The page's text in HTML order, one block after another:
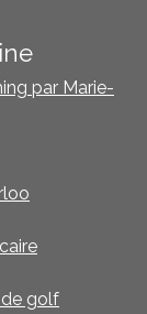
par Marie-
golf